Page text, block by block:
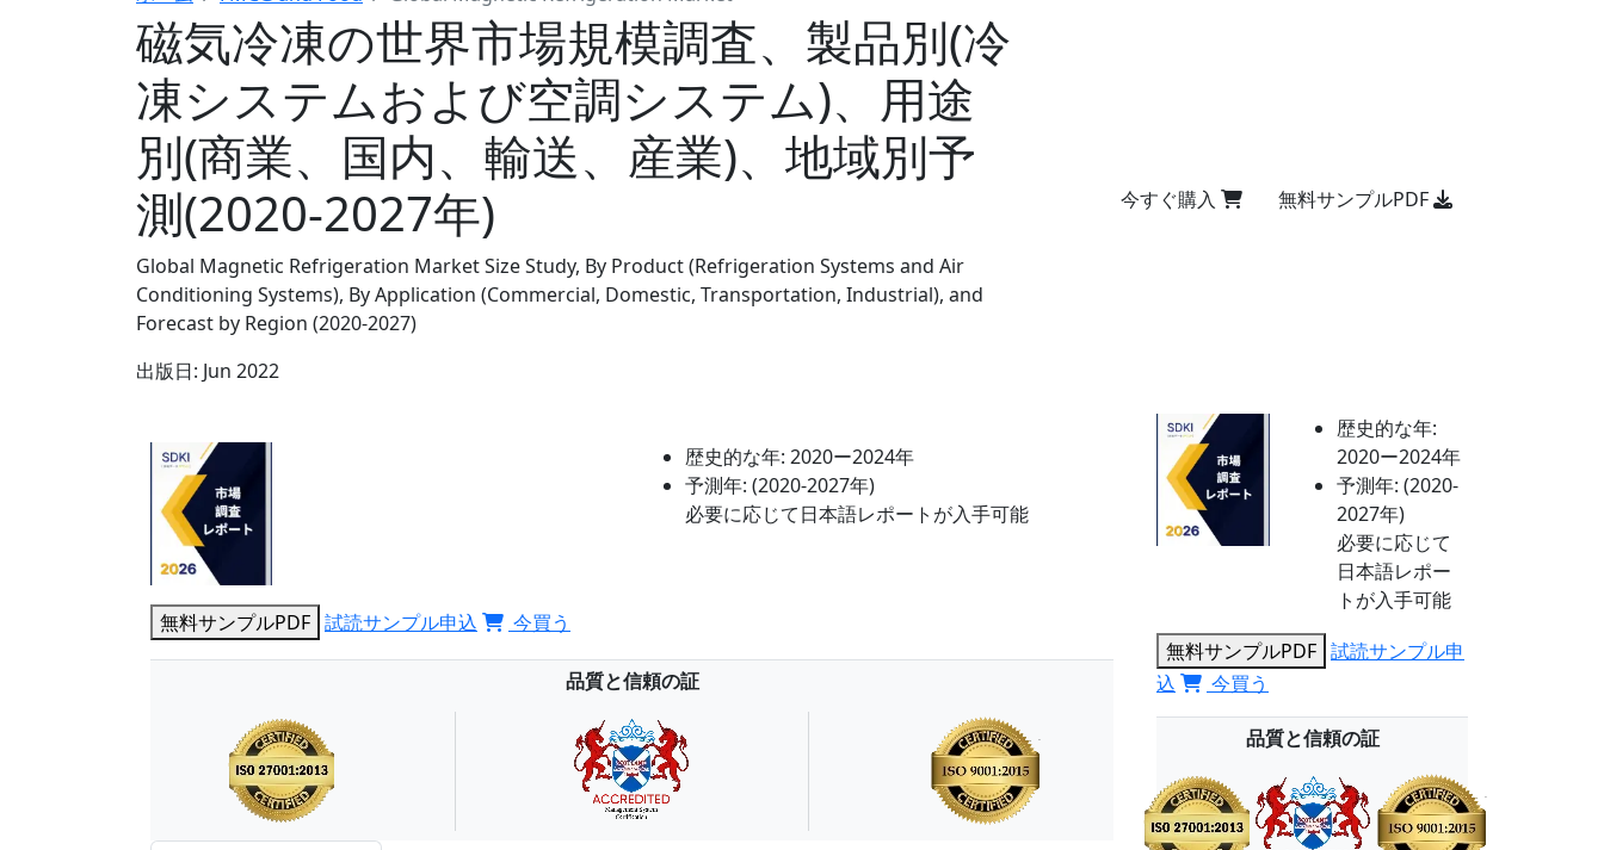
磁気冷凍の世界市場規模調査、製品別(冷
凍システムおよび空調システム)、用途
別(商業、国内、輸送、産業)、地域別予
測(2020-2027年)
Global Magnetic Refrigeration Market Size Study, By Product (Refrigeration Systems and Air
Conditioning Systems), By Application (Commercial, Domestic, Transportation, Industrial), and
Forecast by Region (2020-2027)
出版日: Jun 2022
今すぐ購入 無料サンプルPDF
歴史的な年: 2020ー2024年
予測年: (2020-2027年)
必要に応じて日本語レポートが入手可能
無料サンプルPDF 試読サンプル申込 今買う
品質と信頼の証
歴史的な年:
2020ー2024年
予測年: (2020-
2027年)
必要に応じて
日本語レポー
トが入手可能
無料サンプルPDF 試読サンプル申
込
今買う
品質と信頼の証